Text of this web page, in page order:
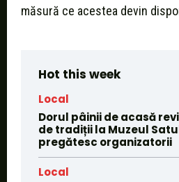
măsură ce acestea devin
Hot this week
Local
Dorul pâinii de acasă
de tradiții la Muzeul
pregătesc organizatorii
Local